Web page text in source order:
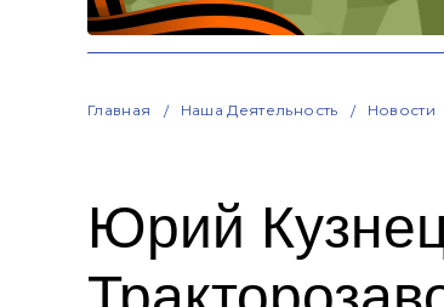
Главная Наша Деятельность Новости
Юрий